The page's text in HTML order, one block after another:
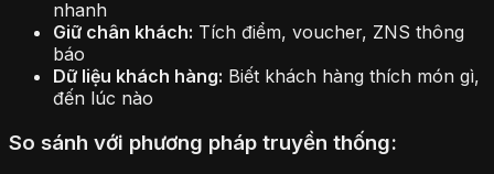
nhanh
Giữ chân khách: Tích điểm, voucher, ZNS thông
báo
Dữ liệu khách hàng: Biết khách hàng thích món gì,
đến lúc nào
So sánh với phương pháp truyền thống: